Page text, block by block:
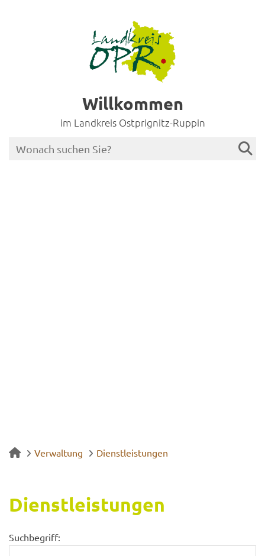
Willkommen
im Landkreis Ostprignitz-Ruppin
Verwaltung Dienstleistungen
Dienst­leis­tun­gen
Suchbegriff: